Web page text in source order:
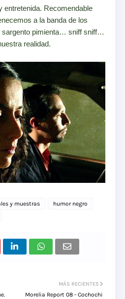
entretenida. Recomendable
a la banda de los
sargento pimienta… sniff sniff…
realidad.
y muestras
humor negro
MÁS RECIENTES
Morelia Report 08 - Cochochi